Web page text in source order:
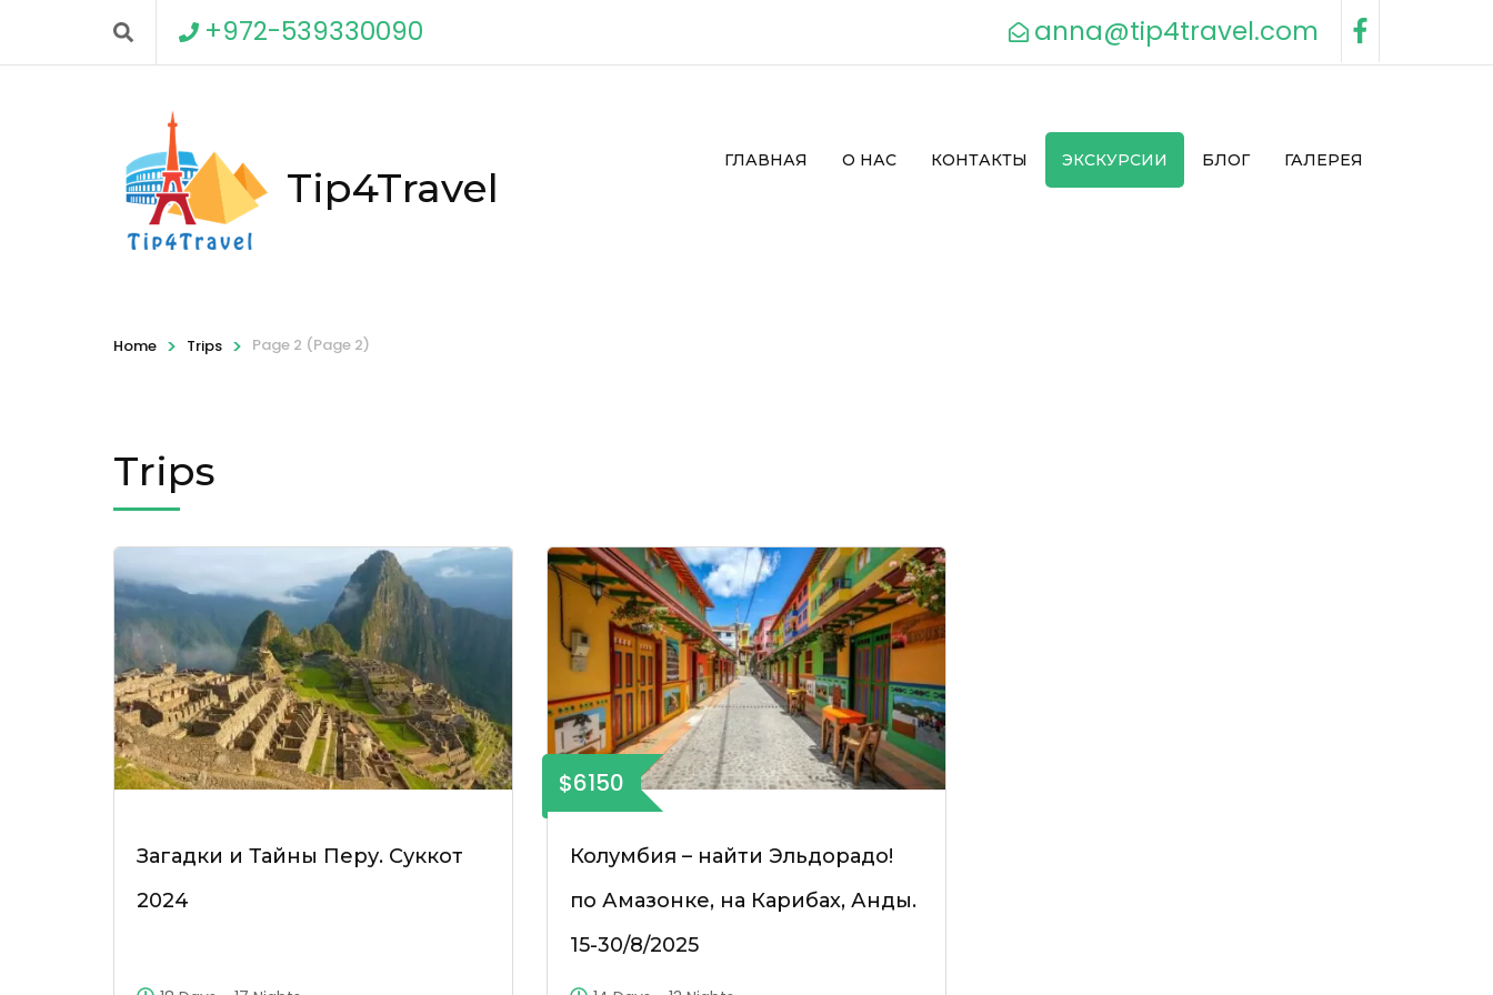
+972-539330090 anna@tip4travel.com
Tip4Travel
ГЛАВНАЯ О НАС КОНТАКТЫ ЭКСКУРСИИ БЛОГ ГАЛЕРЕЯ
Home > Trips > Page 2 (Page 2)
Trips
Загадки и Тайны Перу. Суккот
2024
$6150
Колумбия – найти Эльдорадо!
по Амазонке, на Карибах, Анды.
15-30/8/2025